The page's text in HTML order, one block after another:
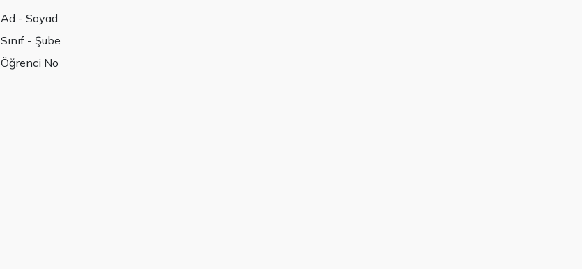
Ad - Soyad
Sınıf - Şube
Öğrenci No